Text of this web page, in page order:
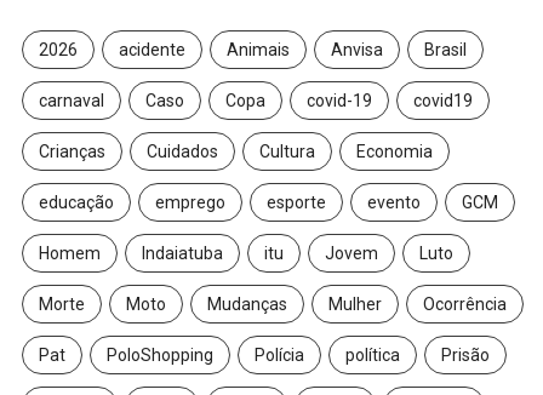
2026 acidente Animais Anvisa Brasil
carnaval Caso Copa covid-19 covid19
Crianças Cuidados Cultura Economia
educação emprego esporte evento GCM
Homem Indaiatuba itu Jovem Luto
Morte Moto Mudanças Mulher Ocorrência
Pat PoloShopping Polícia política Prisão